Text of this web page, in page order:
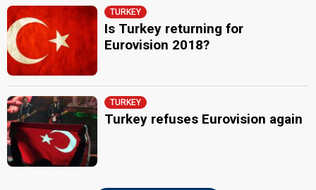
TURKEY
Is Turkey returning for
Eurovision 2018?
TURKEY
Turkey refuses Eurovision again